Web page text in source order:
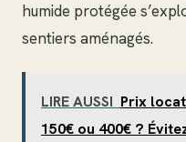
humide protégée
sentiers aménagés.
LIRE AUSSI Prix
150€ ou 400€ ?